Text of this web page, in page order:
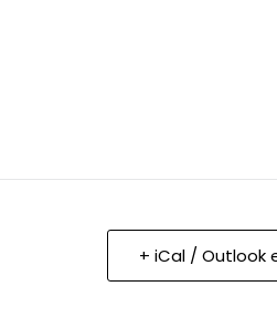
+ iCal / Outlook